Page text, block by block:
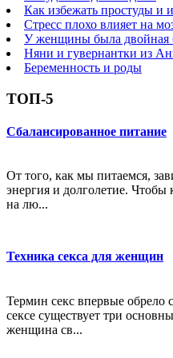
Как избежать простуды и
Стресс плохо влияет на
У женщины была двойная
Няни и гувернантки из
Беременность и роды
ТОП-5
Сбалансированное питание
От того, как мы питаемся,
энергия и долголетие. Чтобы
на лю...
Техника секса для женщин
Термин секс впервые обрело
сексе существует три
женщина св...